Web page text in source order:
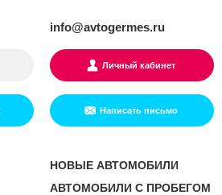
info@avtogermes.ru
Личный кабинет
Написать письмо
НОВЫЕ АВТОМОБИЛИ
АВТОМОБИЛИ С ПРОБЕГОМ